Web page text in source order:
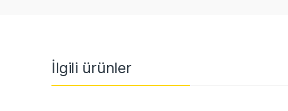
İlgili ürünler